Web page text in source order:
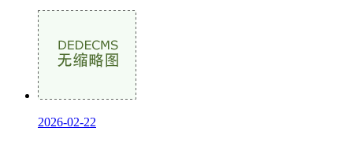
2026-02-22